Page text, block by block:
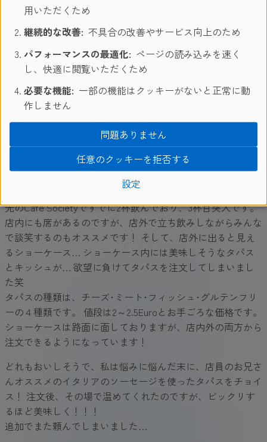
こちらは、アクティビティリーダーのRobのオススメのジン
のバーです！
とにかくジンの種類が豊富です。ジンの種類を知らなくて
も、店員さんがどのような味がいいか好みを聞いて、オスス
メのジンを教えてくれます。私は甘い方が好みだったので、
甘めのジンをオススメしてもらい、ブルーベリーと一緒に飲
先のCafé Societyですでに2杯飲んでおり、3杯目突入です。
店内にも席があるのですが、店外で立ち飲みしながらみんな
で談笑するのもオススメです！ そして、店外に出ると見え
るショーケース… ショーケース内には美味しそうなタパス
とキッシュが… 欲望に負けてタパスを注文してしまいまし
た笑
タパスの種類は、チーズ･ミート･フィッシュ･グルテンフリ
ーの４種類です。 値段は2～2.5Euroとお手ごろな価格です。
ショーケースは路面に面しておりますが、店内外の両方から
注文できるようになっています！
どれもおいしそうで、私は悩みに悩んだ末に、店員のお兄さ
んオススメのイタリアのソーセージを使ったタパスをチョイ
ス！ 注文後、その場で温めてくれたのですが、ビックリす
るほど美味しく！！！
追加でまた頼んでしまいました…
用いただくため
継続的な改善: 不具合の改善やサービス向上のため
パフォーマンスの最適化: ページの読み込みを速く
し、快適に閲覧いただくため
必要な機能: 一部の機能はクッキーがないと正常に動
作しません
設定
任意のクッキーを拒否する
問題ありません